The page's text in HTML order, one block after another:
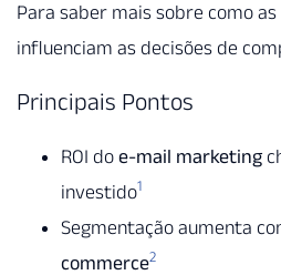
Para saber mais sobre como
influenciam as decisões de
Principais Pontos
ROI do e-mail marketing
investido1
Segmentação aumenta
commerce2